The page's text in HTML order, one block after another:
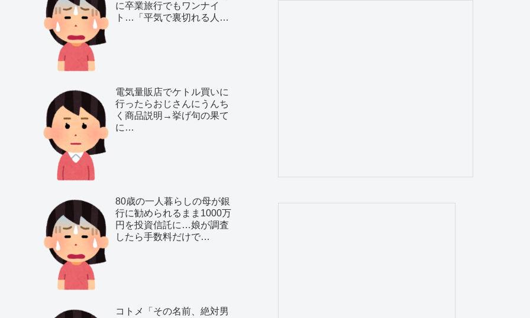
に卒業旅行でもワンナイ
ト…「平気で裏切れる人種
電気量販店でケトル買いに
行ったらおじさんにうんち
く商品説明→挙げ句の果て
に…
80歳の一人暮らしの母が銀
行に勧められるまま1000万
円を投資信託に…娘が調査
したら手数料だけで…
コトメ「その名前、絶対男